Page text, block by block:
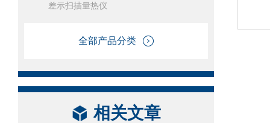
差示扫描量热仪
全部产品分类
相关文章